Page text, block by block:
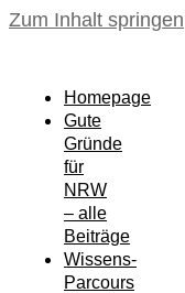
Zum Inhalt springen
Homepage
Gute
Gründe
für
NRW
– alle
Beiträge
Wissens-
Parcours